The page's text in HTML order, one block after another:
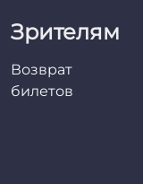
Зрителям
Возврат
билетов